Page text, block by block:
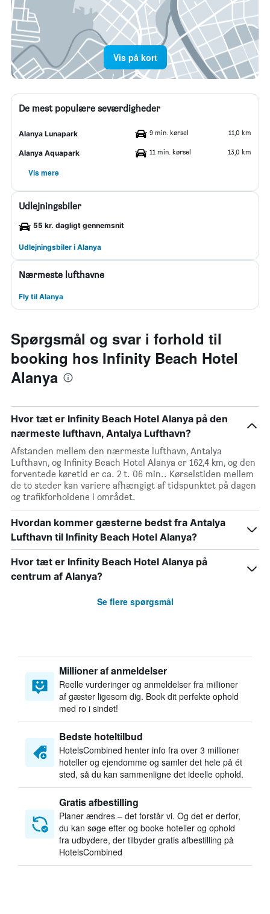
Vis på kort
De mest populære seværdigheder
Alanya Lunapark 9 min. kørsel 11,0 km
Alanya Aquapark 11 min. kørsel 13,0 km
Vis mere
Udlejningsbiler
55 kr. dagligt gennemsnit
Udlejningsbiler i Alanya
Nærmeste lufthavne
Fly til Alanya
Spørgsmål og svar i forhold til
booking hos Infinity Beach Hotel
Alanya
Hvor tæt er Infinity Beach Hotel Alanya på den
nærmeste lufthavn, Antalya Lufthavn?
Afstanden mellem den nærmeste lufthavn, Antalya
Lufthavn, og Infinity Beach Hotel Alanya er 162,4 km, og den
forventede køretid er ca. 2 t. 06 min.. Kørselstiden mellem
de to steder kan variere afhængigt af tidspunktet på dagen
og trafikforholdene i området.
Hvordan kommer gæsterne bedst fra Antalya
Lufthavn til Infinity Beach Hotel Alanya?
Hvor tæt er Infinity Beach Hotel Alanya på
centrum af Alanya?
Se flere spørgsmål
Millioner af anmeldelser
Reelle vurderinger og anmeldelser fra millioner
af gæster ligesom dig. Book dit perfekte ophold
med ro i sindet!
Bedste hoteltilbud
HotelsCombined henter info fra over 3 millioner
hoteller og ejendomme og samler det hele på ét
sted, så du kan sammenligne det ideelle ophold.
Gratis afbestilling
Planer ændres – det forstår vi. Og det er derfor,
du kan søge efter og booke hoteller og ophold
fra udbydere, der tilbyder gratis afbestilling på
HotelsCombined